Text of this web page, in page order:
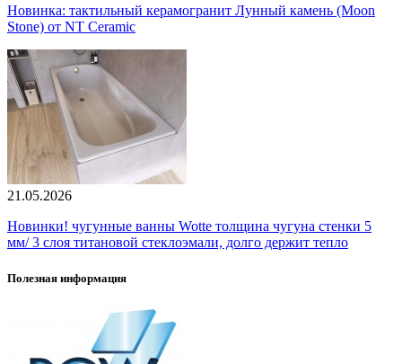
Новинка: тактильный керамогранит Лунный камень (Moon
Stone) от NT Ceramic
21.05.2026
Новинки! чугунные ванны Wotte толщина чугуна стенки 5
мм/ 3 слоя титановой стеклоэмали, долго держит тепло
Полезная информация